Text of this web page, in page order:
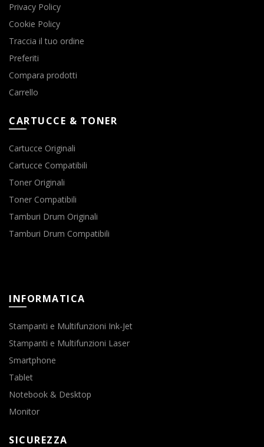
Privacy Policy
Cookie Policy
Traccia il tuo ordine
Preferiti
Compara prodotti
Carrello
CARTUCCE & TONER
Cartucce Originali
Cartucce Compatibili
Toner Originali
Toner Compatibili
Tamburi Drum Originali
Tamburi Drum Compatibili
INFORMATICA
Stampanti e Multifunzioni Ink-Jet
Stampanti e Multifunzioni Laser
Smartphone
Tablet
Notebook & Desktop
Monitor
SICUREZZA